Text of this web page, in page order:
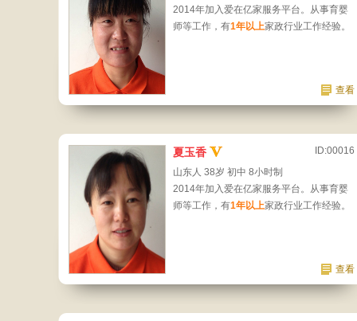
2014年加入爱在亿家服务平台。从事育婴
师等工作，有1年以上家政行业工作经验。
查看
夏玉香
ID:00016
山东人 38岁 初中 8小时制
2014年加入爱在亿家服务平台。从事育婴
师等工作，有1年以上家政行业工作经验。
查看